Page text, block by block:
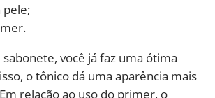
pele;
você já faz uma ótima
o tônico dá uma aparência mais
relação ao uso do primer, o